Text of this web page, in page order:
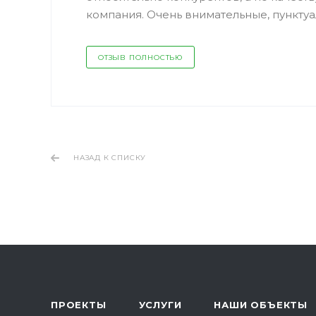
компания. Очень внимательные,
ОТЗЫВ ПОЛНОСТЬЮ
НАЗАД К СПИСКУ
ПРОЕКТЫ УСЛУГИ НАШИ ОБЪЕКТЫ